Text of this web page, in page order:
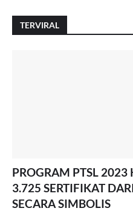
TERVIRAL
PROGRAM PTSL 2023
3.725 SERTIFIKAT
SECARA SIMBOLIS